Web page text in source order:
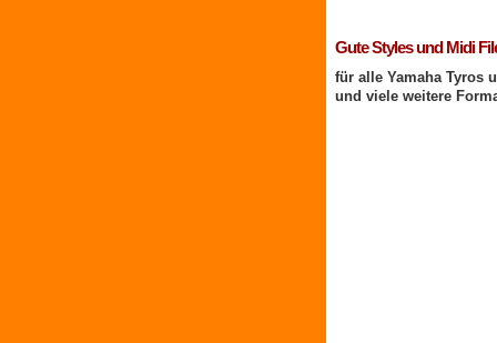
Gute Styles und Midi
für alle Yamaha Tyros
und viele weitere